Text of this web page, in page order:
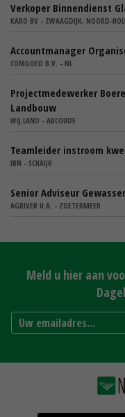
Verkoper Binnendienst
KARO BV - ZWAAGDIJK, NOORD-
Accountmanager
COMGOED B.V. - NL
Projectmedewerker
Landbouw
WIJ.LAND - ABCOUDE
Teamleider instroom
IBN - SCHAIJK
Senior Adviseur
AGRIVER U.A. - ZOETERMEER
Meld u hier aan